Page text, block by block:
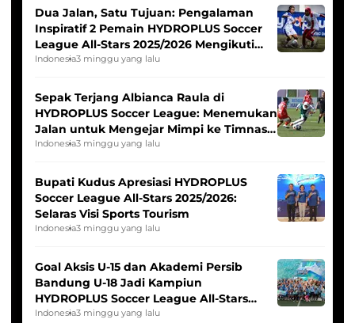
Dua Jalan, Satu Tujuan: Pengalaman
Inspiratif 2 Pemain HYDROPLUS Soccer
League All-Stars 2025/2026 Mengikuti
Seleksi Timnas Indonesia Putri
Indonesia3 minggu yang lalu
Sepak Terjang Albianca Raula di
HYDROPLUS Soccer League: Menemukan
Jalan untuk Mengejar Mimpi ke Timnas
Indonesia Putri
Indonesia3 minggu yang lalu
Bupati Kudus Apresiasi HYDROPLUS
Soccer League All-Stars 2025/2026:
Selaras Visi Sports Tourism
Indonesia3 minggu yang lalu
Goal Aksis U-15 dan Akademi Persib
Bandung U-18 Jadi Kampiun
HYDROPLUS Soccer League All-Stars
2025/2026
Indonesia3 minggu yang lalu